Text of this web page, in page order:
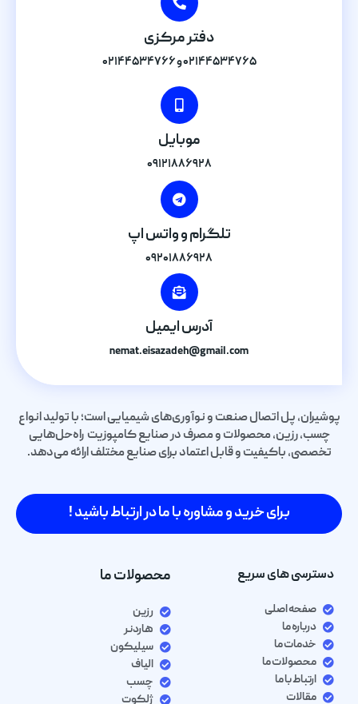
دفتر مرکزی
۰۲۱۴۴۵۳۴۷۶۵ و ۰۲۱۴۴۵۳۴۷۶۶
موبایل
۰۹۱۲۱۸۸۶۹۲۸
تلگرام و واتس اپ
۰۹۲۰۱۸۸۶۹۲۸
آدرس ایمیل
nemat.eisazadeh@gmail.com
پوشیران، پل اتصال صنعت و نوآوری‌های شیمیایی است؛ با تولید انواع
چسب، رزین، محصولات و مصرف در صنایع کامپوزیت راه‌حل‌هایی
تخصصی، باکیفیت و قابل اعتماد برای صنایع مختلف ارائه می‌دهد.
برای خرید و مشاوره با ما در ارتباط باشید !
دسترسی های سریع
صفحه اصلی
درباره ما
خدمات ما
محصولات ما
ارتباط با ما
مقالات
محصولات ما
رزین
هاردنر
سیلیکون
الیاف
چسب
ژلکوت